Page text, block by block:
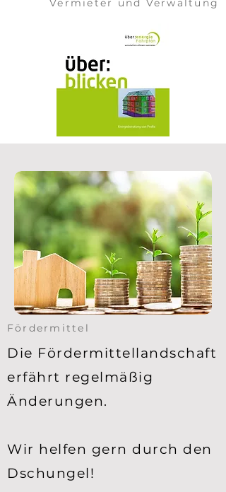
Vermieter und Verwaltung
Fördermittel
Die Fördermittellandschaft
erfährt regelmäßig
Änderungen.
Wir helfen gern durch den
Dschungel!